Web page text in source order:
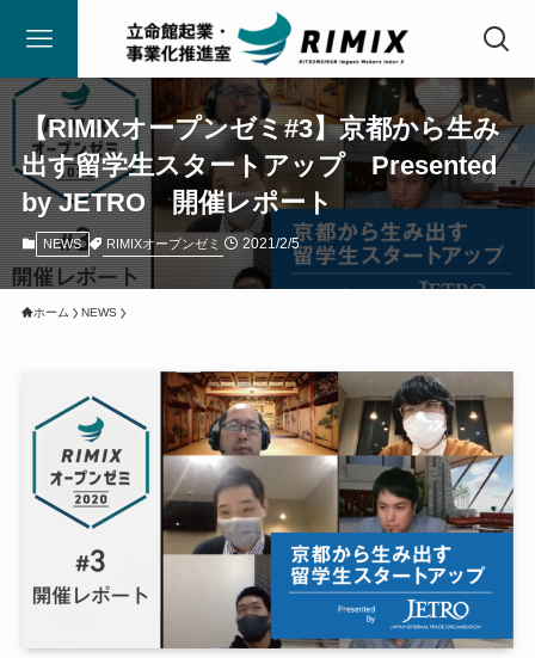
【RIMIXオープンゼミ#3】京都から生み
出す留学生スタートアップ Presented
by JETRO 開催レポート
NEWS RIMIXオープンゼミ 2021/2/5
ホーム NEWS